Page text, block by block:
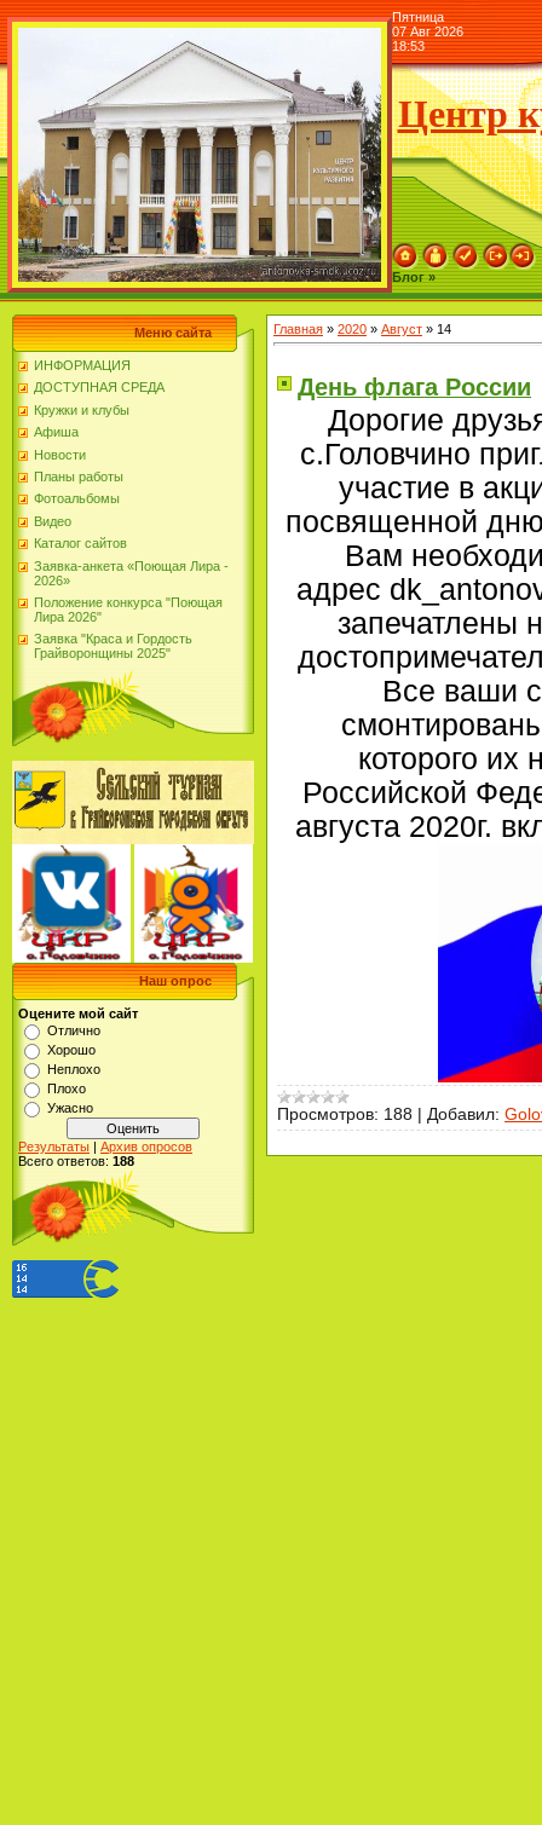
Пятница
07 Авг 2026
18:53
Центр
Блог »
Меню сайта
ИНФОРМАЦИЯ
ДОСТУПНАЯ СРЕДА
Кружки и клубы
Афиша
Новости
Планы работы
Фотоальбомы
Видео
Каталог сайтов
Заявка-анкета «Поющая Лира -
2026»
Положение конкурса "Поющая
Лира 2026"
Заявка "Краса и Гордость
Грайворонщины 2025"
Наш опрос
Оцените мой сайт
Отлично
Хорошо
Неплохо
Плохо
Ужасно
Результаты | Архив опросов
Всего ответов: 188
Главная » 2020 » Август » 14
День флага России
Дорогие
с.Головчино
участие в
посвященной
Вам
адрес
запечатлены
Все ваши
которого их
Российской
августа 2020г.
Просмотров: 188 | Добавил: